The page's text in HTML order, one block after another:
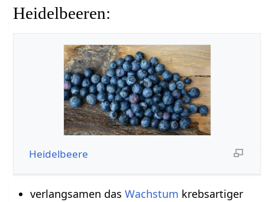
Heidelbeeren:
Heidelbeere
verlangsamen das Wachstum krebsartiger